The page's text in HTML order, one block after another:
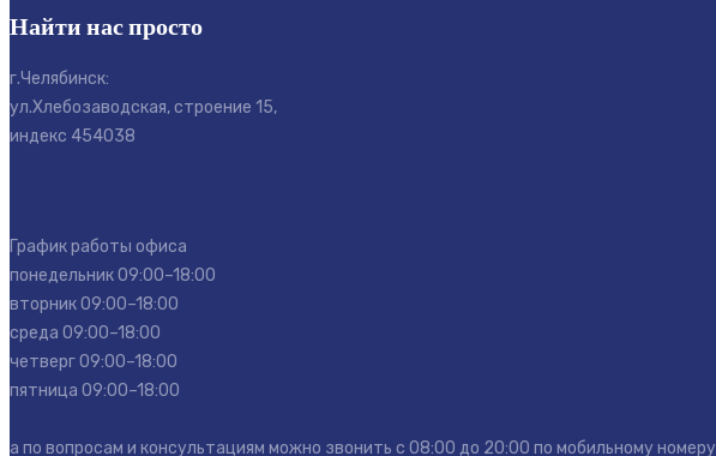
Найти нас просто
г.Челябинск:
ул.Хлебозаводская, строение 15,
индекс 454038
График работы офиса
понедельник 09:00–18:00
вторник 09:00–18:00
среда 09:00–18:00
четверг 09:00–18:00
пятница 09:00–18:00
а по вопросам и консультациям можно звонить с 08:00 до 20:00 по мобильному номеру